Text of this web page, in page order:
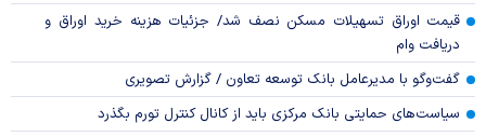
قیمت اوراق تسهیلات مسکن نصف شد/ جزئیات هزینه خرید اوراق و
دریافت وام
گفت‌وگو با مدیرعامل بانک توسعه تعاون / گزارش تصویری
سیاست‌های حمایتی بانک مرکزی باید از کانال کنترل تورم بگذرد